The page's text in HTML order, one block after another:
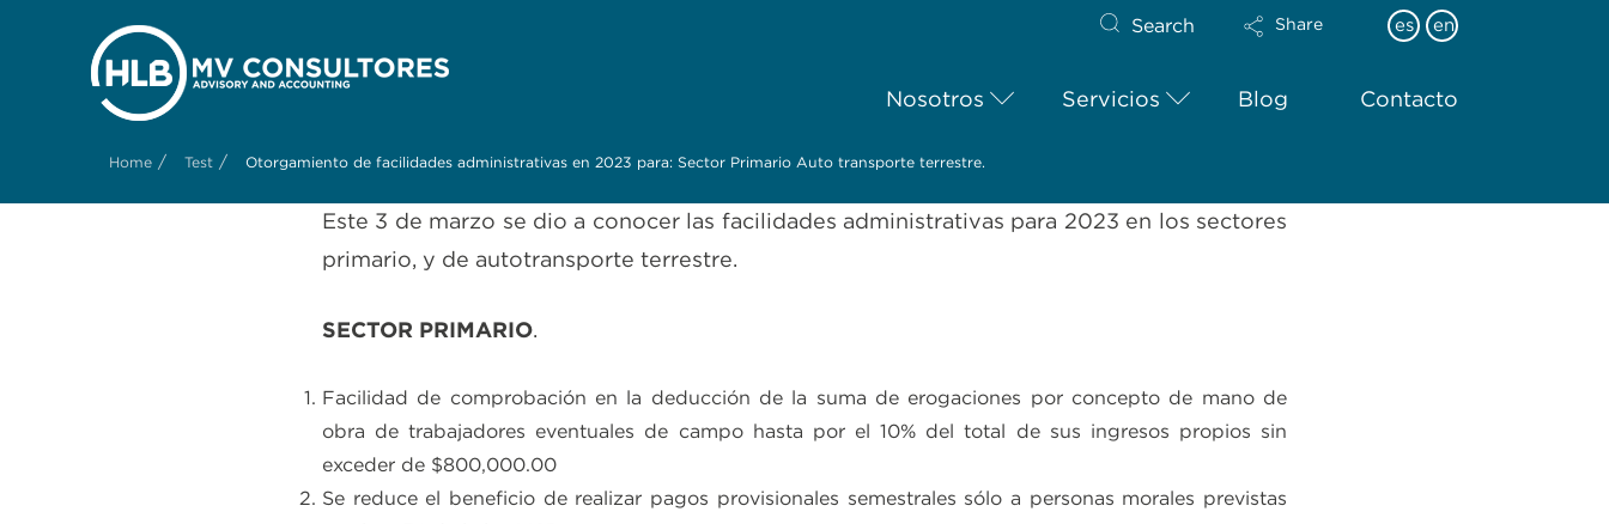
Search Share es en
Nosotros Servicios Blog Contacto
Home / Test / Otorgamiento de facilidades administrativas en 2023 para: Sector Primario Auto transporte terrestre.
Este 3 de marzo se dio a conocer las facilidades administrativas para 2023 en los sectores
primario, y de autotransporte terrestre.
SECTOR PRIMARIO.
Facilidad de comprobación en la deducción de la suma de erogaciones por concepto de mano de
obra de trabajadores eventuales de campo hasta por el 10% del total de sus ingresos propios sin
exceder de $800,000.00
Se reduce el beneficio de realizar pagos provisionales semestrales sólo a personas morales previstas